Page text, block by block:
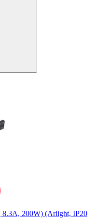
8.3A, 200W) (Arlight, IP20